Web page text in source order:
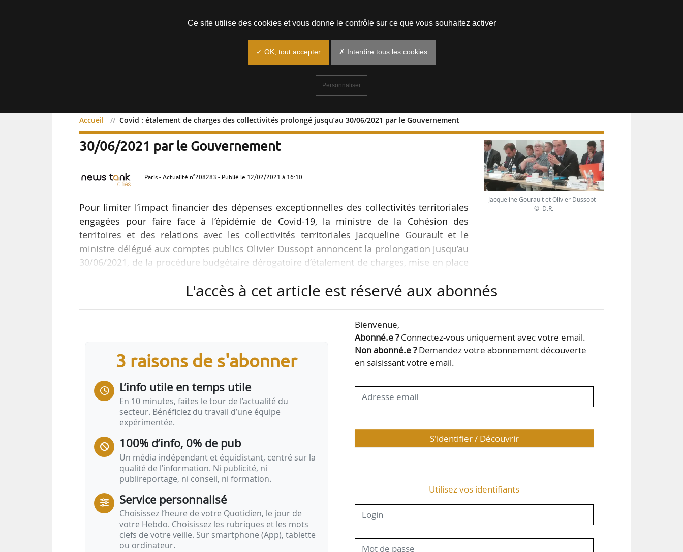
Accueil Covid : étalement de charges des collectivités prolongé jusqu’au 30/06/2021 par le Gouvernement
Covid : étalement de charges des collectivités prolongé jusqu’au
30/06/2021 par le Gouvernement
Paris - Actualité n°208283 - Publié le 12/02/2021 à 16:10
Pour limiter l’impact financier des dépenses exceptionnelles des collectivités territoriales
engagées pour faire face à l’épidémie de Covid-19, la ministre de la Cohésion des
territoires et des relations avec les collectivités territoriales Jacqueline Gourault et le
ministre délégué aux comptes publics Olivier Dussopt annoncent la prolongation jusqu’au
30/06/2021, de la procédure budgétaire dérogatoire d’étalement de charges, mise en place
mécanisme dérogatoire proposé aux collectivités locales en 2020 leur permettait d’étaler
Jacqueline Gourault et Olivier Dussopt -
© D.R.
L'accès à cet article est réservé aux abonnés
3 raisons de s'abonner
L’info utile en temps utile
En 10 minutes, faites le tour de l’actualité du
secteur. Bénéficiez du travail d’une équipe
expérimentée.
100% d’info, 0% de pub
Un média indépendant et équidistant, centré sur la
qualité de l’information. Ni publicité, ni
publireportage, ni conseil, ni formation.
Service personnalisé
Choisissez l‘heure de votre Quotidien, le jour de
votre Hebdo. Choisissez les rubriques et les mots
clefs de votre veille. Sur smartphone (App), tablette
ou ordinateur.
Bienvenue,
Abonné.e ?Connectez-vous uniquement avec votre email.
Non abonné.e ?Demandez votre abonnement découverte
en saisissant votre email.
S'identifier / Découvrir
Utilisez vos identifiants
Ce site utilise des cookies et vous donne le contrôle sur ce que vous souhaitez activer
✓ OK, tout accepter ✗ Interdire tous les cookies
Personnaliser